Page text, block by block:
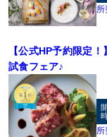
数・日程で適用制限有
所
【公式HP予約限定
試食フェア♪
所